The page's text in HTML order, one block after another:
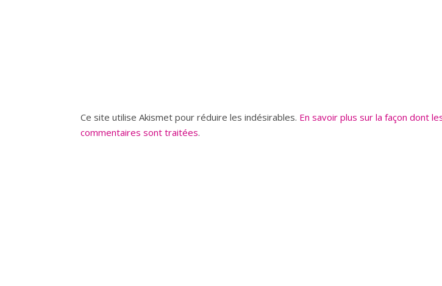
Ce site utilise Akismet pour réduire les indésirables. En savoir plus sur la façon dont
commentaires sont traitées.